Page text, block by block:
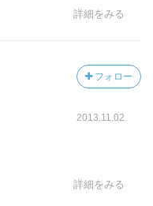
詳細をみる
フォロー
2013.11.02
詳細をみる